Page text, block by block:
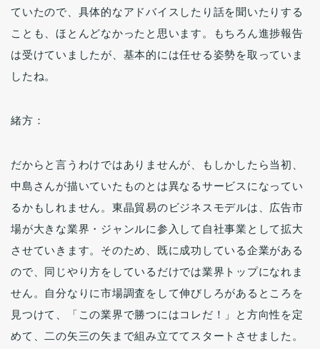
ていたので、具体的なアドバイスしたり話を聞いたりする
ことも、ほとんどなかったと思います。もちろん進捗報告
は受けていましたが、基本的には任せる姿勢を取っていま
したね。
緒方：
だからと言うわけではありませんが、もしかしたら当初、
中島さんが描いていたものとは異なるサービスになってい
るかもしれません。東晶貿易のビジネスモデルは、広告市
場が大きな業界・ジャンルに参入して自社事業として拡大
させていきます。そのため、既に成功している企業がある
ので、同じやり方をしているだけでは業界トップになれま
せん。自分なりに市場調査をして伸びしろがあるところを
見つけて、「この業界で勝つにはコレだ！」と方向性を定
めて、二の矢三の矢まで組み立ててスタートさせました。